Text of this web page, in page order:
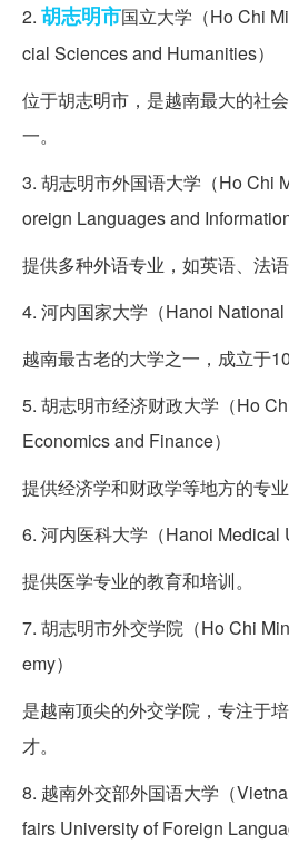
2. 胡志明市国立大学（Ho Chi
cial Sciences and Humanities）
位于胡志明市，是越南最大的社
一。
3. 胡志明市外国语大学（Ho Chi
oreign Languages and
提供多种外语专业，如英语、法语
4. 河内国家大学（Hanoi National
越南最古老的大学之一，成立于
5. 胡志明市经济财政大学（Ho
Economics and Finance）
提供经济学和财政学等地方的专业
6. 河内医科大学（Hanoi Medical
提供医学专业的教育和培训。
7. 胡志明市外交学院（Ho Chi
emy）
是越南顶尖的外交学院，专注于
才。
8. 越南外交部外国语大学（
fairs University of Foreign